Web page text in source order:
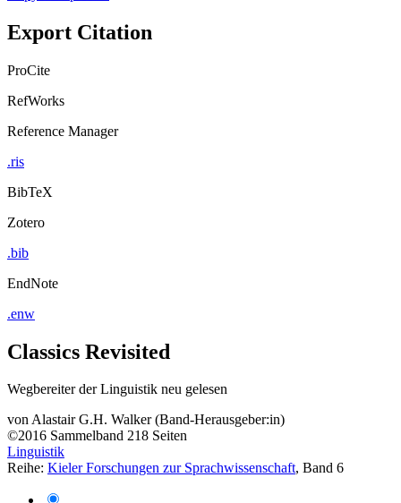
Export Citation
ProCite
RefWorks
Reference Manager
.ris
BibTeX
Zotero
.bib
EndNote
.enw
Classics Revisited
Wegbereiter der Linguistik neu gelesen
vonAlastair G.H. Walker (Band-Herausgeber:in)
©2016 Sammelband 218 Seiten
Linguistik
Reihe: Kieler Forschungen zur Sprachwissenschaft, Band 6